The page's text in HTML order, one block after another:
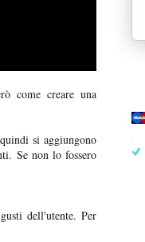
come creare una
si aggiungono
Se non lo fossero
dell'utente. Per